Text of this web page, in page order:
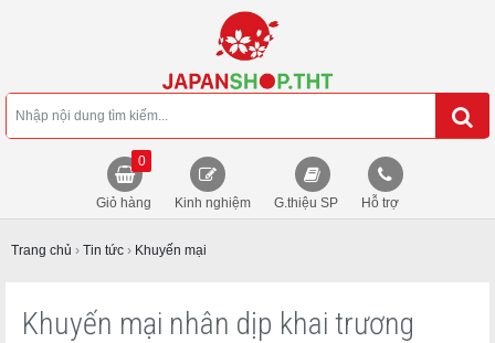
Giỏ hàng
0
Kinh nghiệm G.thiệu SP Hỗ trợ
Trang chủ › Tin tức › Khuyến mại
Khuyến mại nhân dịp khai trương